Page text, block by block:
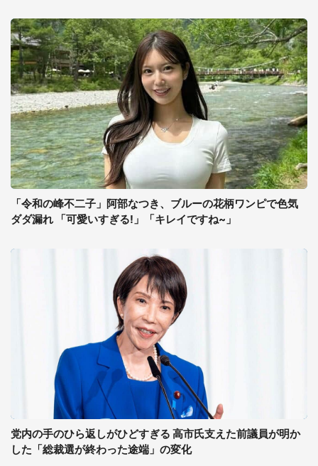
「令和の峰不二子」阿部なつき、ブルーの花柄ワンピで色気
ダダ漏れ 「可愛いすぎる!」「キレイですね~」
党内の手のひら返しがひどすぎる 高市氏支えた前議員が明か
した「総裁選が終わった途端」の変化